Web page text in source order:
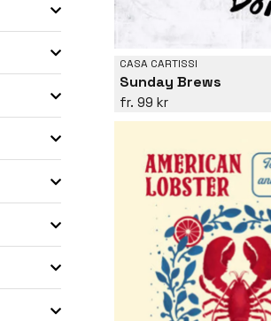
CASA CARTISSI
Sunday Brews
99 kr